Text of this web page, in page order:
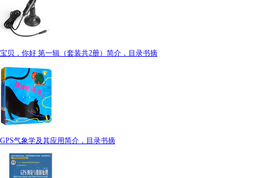
宝贝，你好 第一辑（套装共2册）简介，目录书摘
GPS气象学及其应用简介，目录书摘